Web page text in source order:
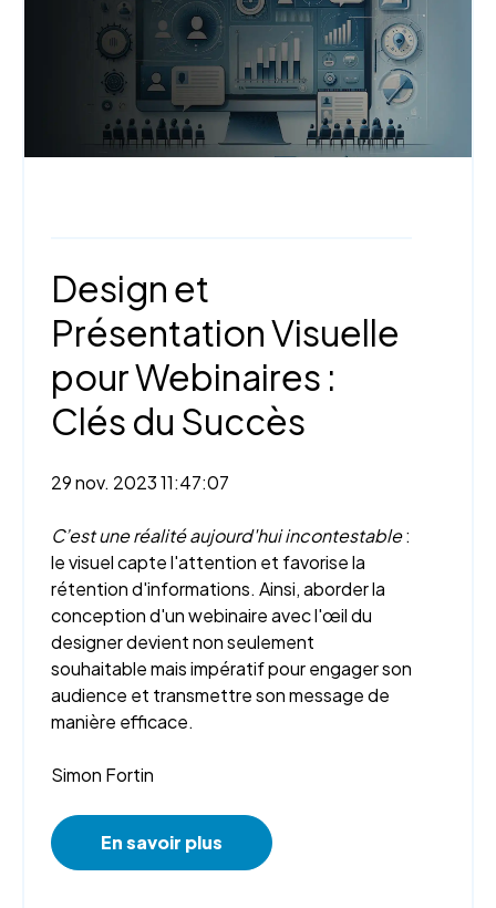
Design et
Présentation Visuelle
pour Webinaires :
Clés du Succès
29 nov. 2023 11:47:07
C’est une réalité aujourd'hui incontestable:
le visuel capte l'attention et favorise la
rétention d'informations. Ainsi, aborder la
conception d'un webinaire avec l'œil du
designer devient non seulement
souhaitable mais impératif pour engager son
audience et transmettre son message de
manière efficace.
Simon Fortin
En savoir plus